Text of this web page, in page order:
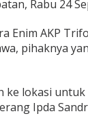
Rabu 24
Enim AKP
pihaknya
ke lokasi
Ipda